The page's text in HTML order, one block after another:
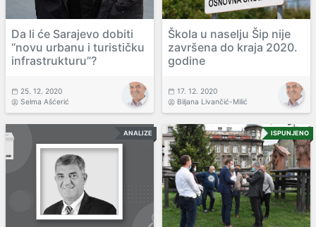
Da li će Sarajevo dobiti
“novu urbanu i turističku
infrastrukturu”?
25. 12. 2020
Selma Ašćerić
Škola u naselju Šip nije
završena do kraja 2020.
godine
17. 12. 2020
Biljana Livančić-Milić
ANALIZE ISPUNJENO